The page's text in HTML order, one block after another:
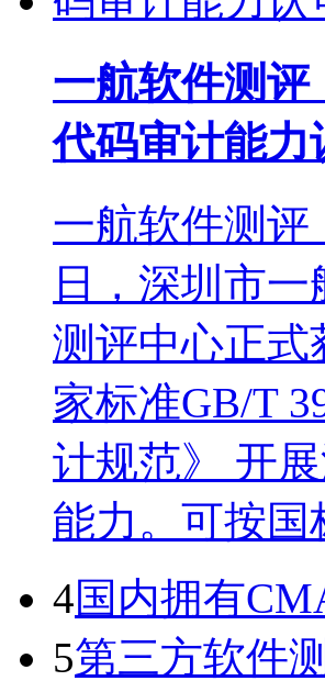
一航软件测评
代码审计能力
一航软件测
日，深圳市
测评中心正
家标准GB/T
计规范》 开
能力。可按
4国内拥有
5第三方软件